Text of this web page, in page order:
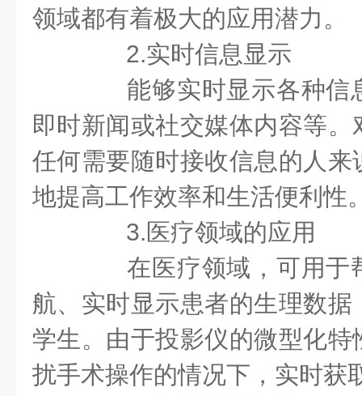
领域都有着极大的应用潜力。
2.实时信息显示
能够实时显示各种信
即时新闻或社交媒体内容等
任何需要随时接收信息的人
地提高工作效率和生活便利性
3.医疗领域的应用
在医疗领域，可用于
航、实时显示患者的生理数
学生。由于投影仪的微型化
扰手术操作的情况下，实时获